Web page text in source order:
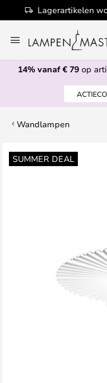
Lagerartikelen
naar
de
inhoud
14% vanaf € 79 op
Wandlampen
SUMMER DEAL
Ga
naar